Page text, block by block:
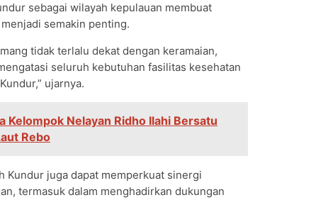
sebagai wilayah kepulauan membuat
semakin penting.
tidak terlalu dekat dengan keramaian,
seluruh kebutuhan fasilitas kesehatan
ujarnya.
Kelompok Nelayan Ridho Ilahi Bersatu
Rebo
Kundur juga dapat memperkuat sinergi
termasuk dalam menghadirkan dukungan